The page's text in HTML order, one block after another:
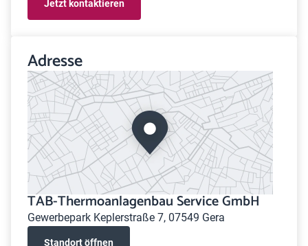
Jetzt kontaktieren
Adresse
TAB-Thermoanlagenbau Service GmbH
Gewerbepark Keplerstraße 7, 07549 Gera
Standort öffnen